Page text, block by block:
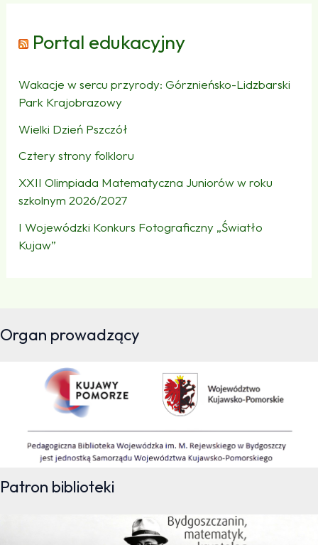
Portal edukacyjny
Wakacje w sercu przyrody: Górznieńsko-Lidzbarski
Park Krajobrazowy
Wielki Dzień Pszczół
Cztery strony folkloru
XXII Olimpiada Matematyczna Juniorów w roku
szkolnym 2026/2027
I Wojewódzki Konkurs Fotograficzny „Światło
Kujaw”
Organ prowadzący
Patron biblioteki